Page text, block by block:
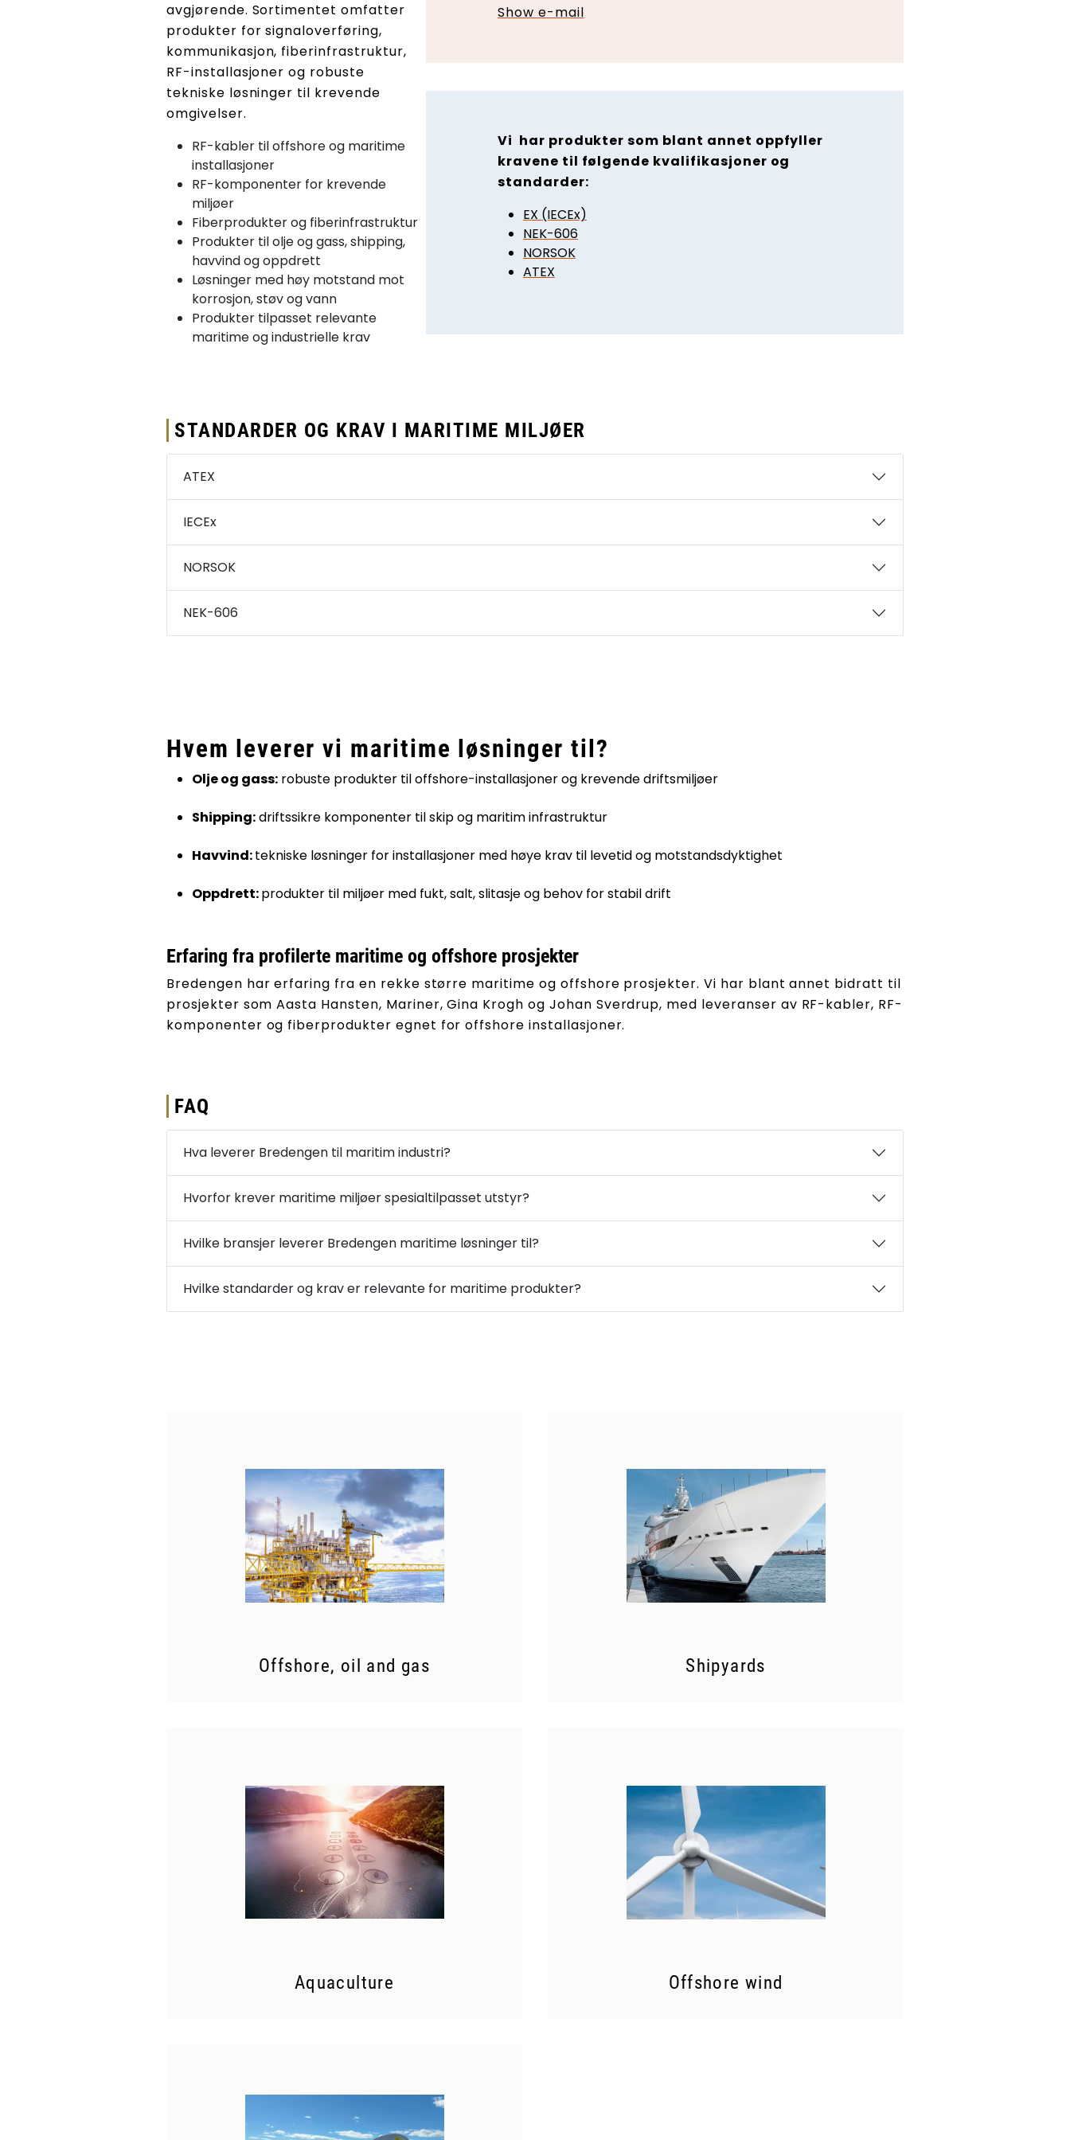
avgjørende. Sortimentet omfatter
produkter for signaloverføring,
kommunikasjon, fiberinfrastruktur,
RF-installasjoner og robuste
tekniske løsninger til krevende
omgivelser.
RF-kabler til offshore og maritime
installasjoner
RF-komponenter for krevende
miljøer
Fiberprodukter og fiberinfrastruktur
Produkter til olje og gass, shipping,
havvind og oppdrett
Løsninger med høy motstand mot
korrosjon, støv og vann
Produkter tilpasset relevante
maritime og industrielle krav
Show e-mail
Vi har produkter som blant annet oppfyller
kravene til følgende kvalifikasjoner og
standarder:
EX (IECEx)
NEK-606
NORSOK
ATEX
Offshore, oil and gas Shipyards
Aquaculture Offshore wind
STANDARDER OG KRAV I MARITIME MILJØER
ATEX
IECEx
NORSOK
NEK-606
Hvem leverer vi maritime løsninger til?
Olje og gass: robuste produkter til offshore-installasjoner og krevende driftsmiljøer
Shipping:driftssikre komponenter til skip og maritim infrastruktur
Havvind:tekniske løsninger for installasjoner med høye krav til levetid og motstandsdyktighet
Oppdrett:produkter til miljøer med fukt, salt, slitasje og behov for stabil drift
Erfaring fra profilerte maritime og offshore prosjekter
Bredengen har erfaring fra en rekke større maritime og offshore prosjekter. Vi har blant annet bidratt til
prosjekter som Aasta Hansten, Mariner, Gina Krogh og Johan Sverdrup, med leveranser av RF-kabler, RF-
komponenter og fiberprodukter egnet for offshore installasjoner.
FAQ
Hva leverer Bredengen til maritim industri?
Hvorfor krever maritime miljøer spesialtilpasset utstyr?
Hvilke bransjer leverer Bredengen maritime løsninger til?
Hvilke standarder og krav er relevante for maritime produkter?